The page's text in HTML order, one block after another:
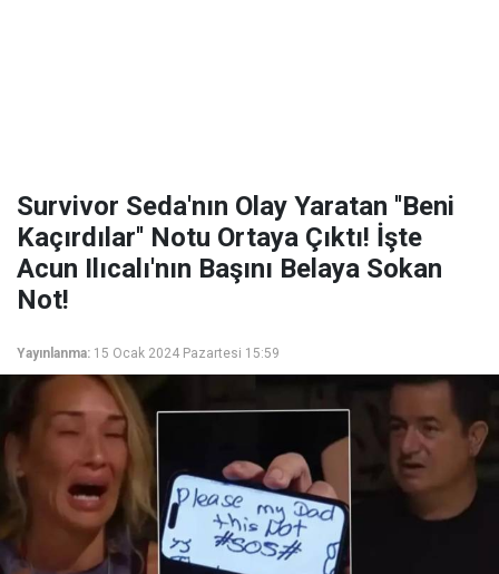
Survivor Seda'nın Olay Yaratan ''Beni
Kaçırdılar'' Notu Ortaya Çıktı! İşte
Acun Ilıcalı'nın Başını Belaya Sokan
Not!
Yayınlanma: 15 Ocak 2024 Pazartesi 15:59